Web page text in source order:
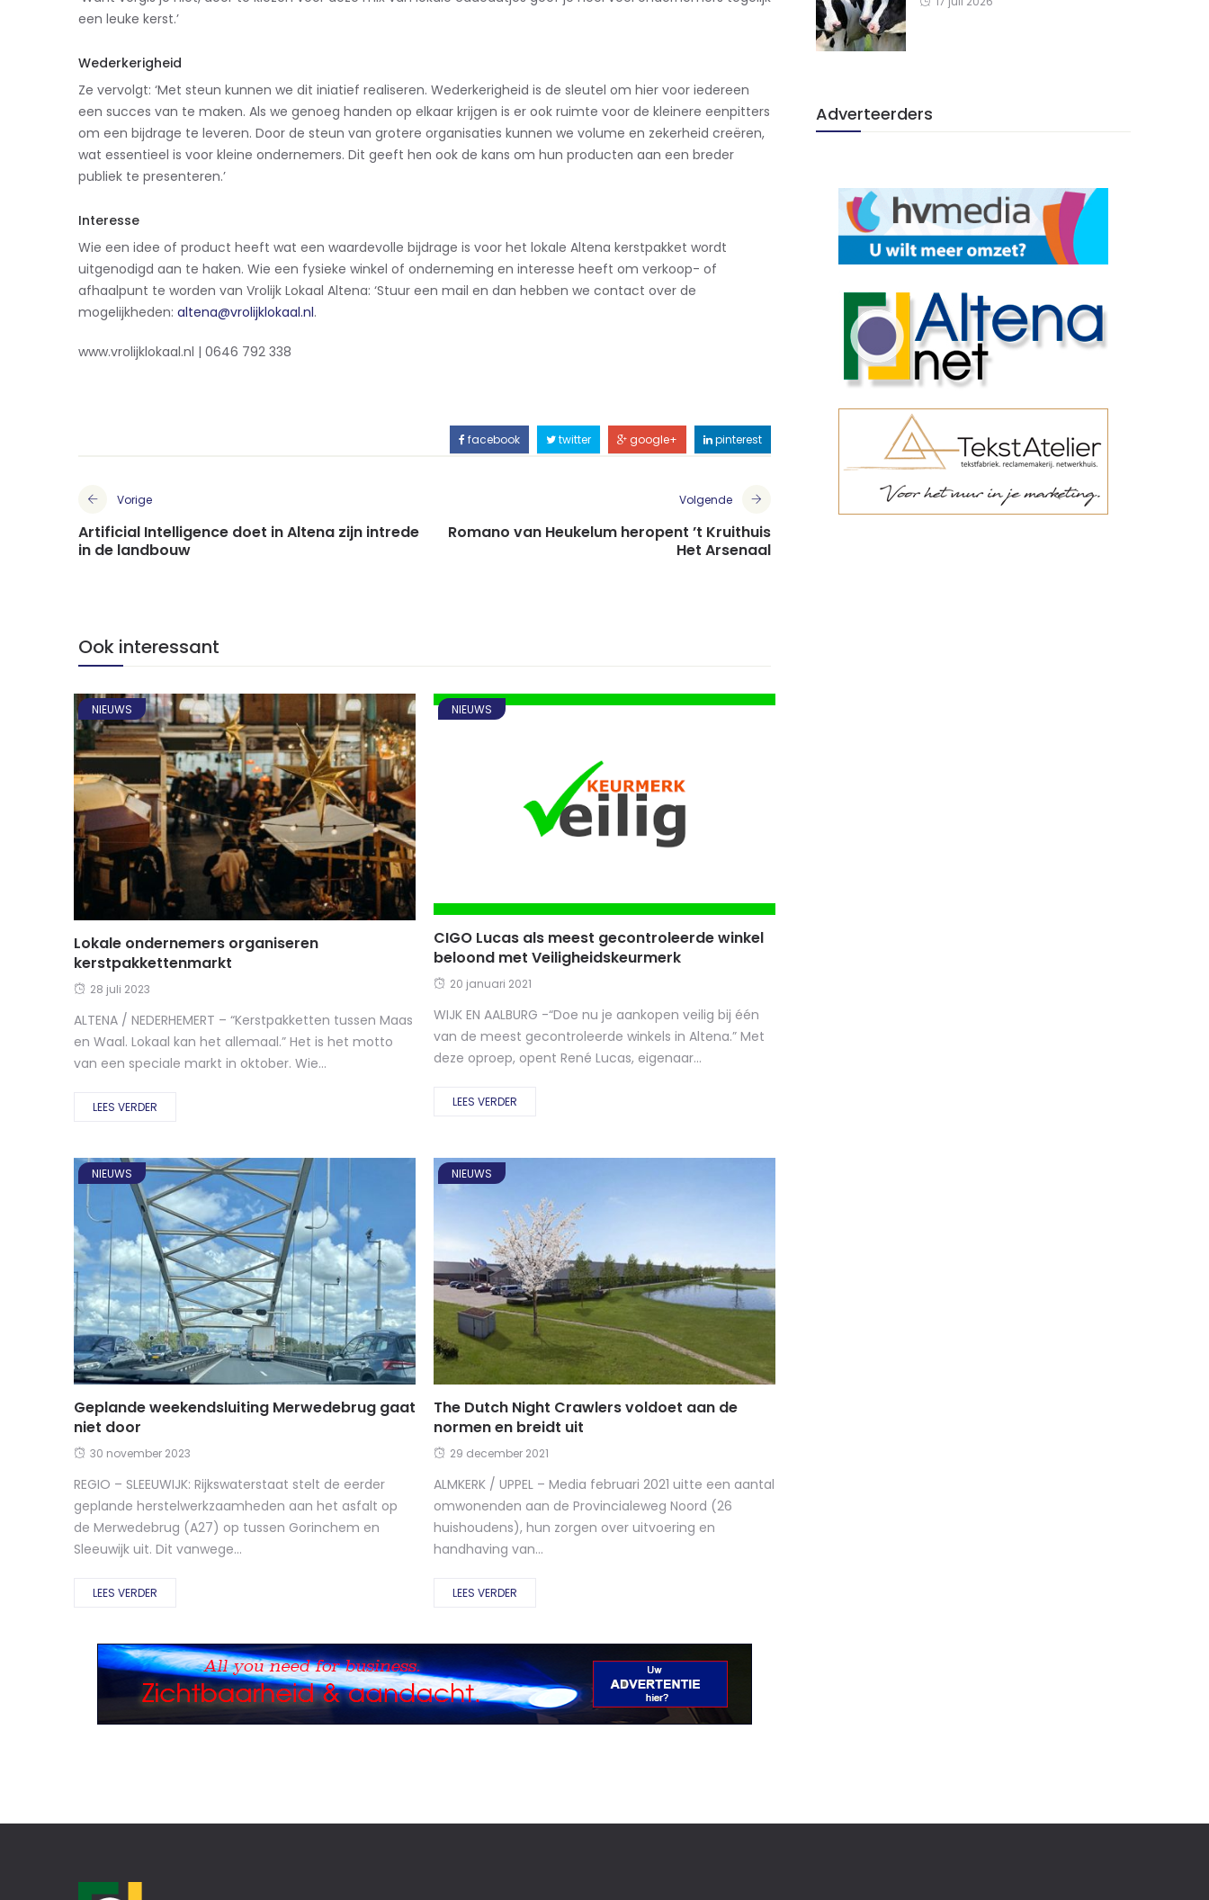
een leuke kerst.’
Wederkerigheid
Ze vervolgt: ‘Met steun kunnen we dit iniatief realiseren. Wederkerigheid is de sleutel om hier voor iedereen
een succes van te maken. Als we genoeg handen op elkaar krijgen is er ook ruimte voor de kleinere eenpitters
om een bijdrage te leveren. Door de steun van grotere organisaties kunnen we volume en zekerheid creëren,
wat essentieel is voor kleine ondernemers. Dit geeft hen ook de kans om hun producten aan een breder
publiek te presenteren.’
Interesse
Wie een idee of product heeft wat een waardevolle bijdrage is voor het lokale Altena kerstpakket wordt
uitgenodigd aan te haken. Wie een fysieke winkel of onderneming en interesse heeft om verkoop- of
afhaalpunt te worden van Vrolijk Lokaal Altena: ‘Stuur een mail en dan hebben we contact over de
mogelijkheden: altena@vrolijklokaal.nl.
www.vrolijklokaal.nl | 0646 792 338
facebook twitter google+ pinterest
Vorige
Artificial Intelligence doet in Altena zijn intrede
in de landbouw
Volgende
Romano van Heukelum heropent ’t Kruithuis
Het Arsenaal
Ook interessant
NIEUWS
Lokale ondernemers organiseren
kerstpakkettenmarkt
28 juli 2023
ALTENA / NEDERHEMERT – “Kerstpakketten tussen Maas
en Waal. Lokaal kan het allemaal.” Het is het motto
van een speciale markt in oktober. Wie...
LEES VERDER
NIEUWS
CIGO Lucas als meest gecontroleerde winkel
beloond met Veiligheidskeurmerk
20 januari 2021
WIJK EN AALBURG -“Doe nu je aankopen veilig bij één
van de meest gecontroleerde winkels in Altena.” Met
deze oproep, opent René Lucas, eigenaar...
LEES VERDER
NIEUWS
Geplande weekendsluiting Merwedebrug gaat
niet door
30 november 2023
REGIO – SLEEUWIJK: Rijkswaterstaat stelt de eerder
geplande herstelwerkzaamheden aan het asfalt op
de Merwedebrug (A27) op tussen Gorinchem en
Sleeuwijk uit. Dit vanwege...
LEES VERDER
NIEUWS
The Dutch Night Crawlers voldoet aan de
normen en breidt uit
29 december 2021
ALMKERK / UPPEL – Media februari 2021 uitte een aantal
omwonenden aan de Provincialeweg Noord (26
huishoudens), hun zorgen over uitvoering en
handhaving van...
LEES VERDER
Adverteerders